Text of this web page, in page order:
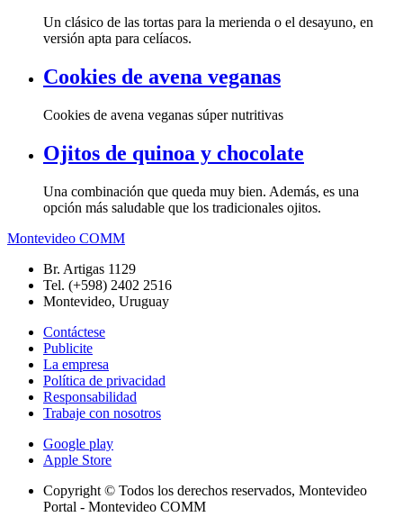
Un clásico de las tortas para la merienda o el desayuno, en
versión apta para celíacos.
Cookies de avena veganas
Cookies de avena veganas súper nutritivas
Ojitos de quinoa y chocolate
Una combinación que queda muy bien. Además, es una
opción más saludable que los tradicionales ojitos.
Montevideo COMM
Br. Artigas 1129
Tel. (+598) 2402 2516
Montevideo, Uruguay
Contáctese
Publicite
La empresa
Política de privacidad
Responsabilidad
Trabaje con nosotros
Google play
Apple Store
Copyright © Todos los derechos reservados, Montevideo
Portal - Montevideo COMM